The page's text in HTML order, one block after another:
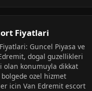
Fiyatlari
Guncel Piyasa ve
dogal guzellikleri
olan konumuyla dikkat
ozel hizmet
icin Van Edremit escort